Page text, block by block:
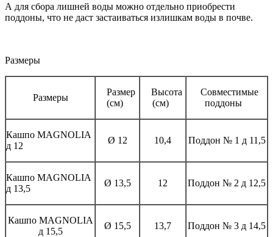
А для сбора лишней воды можно отдельно приобрести
поддоны, что не даст застаиваться излишкам воды в почве.
Размеры
Размеры
Размер
(см)
Высота
(см)
Совместимые
поддоны
Кашпо MAGNOLIА
д 12
Ø 12 10,4 Поддон № 1 д 11,5
Кашпо MAGNOLIА
д 13,5
Ø 13,5 12 Поддон № 2 д 12,5
Кашпо MAGNOLIА
д 15,5
Ø 15,5 13,7 Поддон № 3 д 14,5